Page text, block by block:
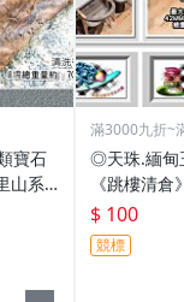
寶石
山系.
光瘤
滿3000九折~
◎天珠.緬甸
《跳樓清
瑰寶.成功沿
墜子】
$ 100
競標